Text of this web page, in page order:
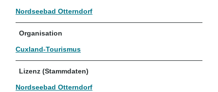
Nordseebad Otterndorf
Organisation
Cuxland-Tourismus
Lizenz (Stammdaten)
Nordseebad Otterndorf